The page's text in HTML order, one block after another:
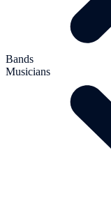
Bands
Musicians